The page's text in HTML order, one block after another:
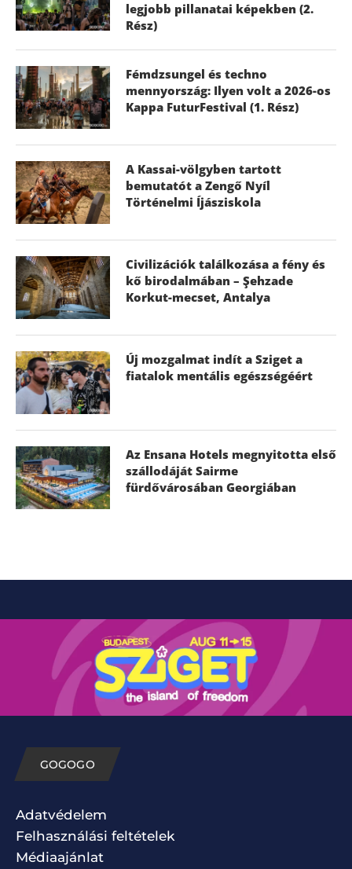
legjobb pillanatai képekben (2.
Rész)
Fémdzsungel és techno
mennyország: Ilyen volt a 2026-os
Kappa FuturFestival (1. Rész)
A Kassai-völgyben tartott
bemutatót a Zengő Nyíl
Történelmi Íjásziskola
Civilizációk találkozása a fény és
kő birodalmában – Şehzade
Korkut-mecset, Antalya
Új mozgalmat indít a Sziget a
fiatalok mentális egészségéért
Az Ensana Hotels megnyitotta első
szállodáját Sairme
fürdővárosában Georgiában
GOGOGO
Adatvédelem
Felhasználási feltételek
Médiaajánlat